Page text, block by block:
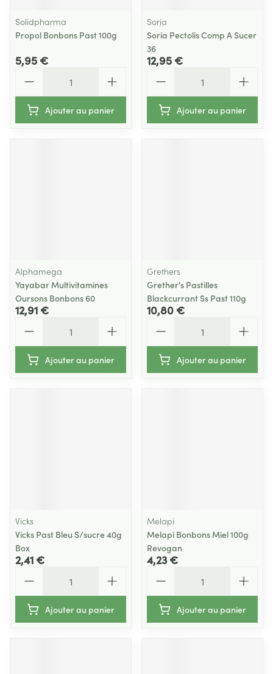
Solidpharma
Propol Bonbons Past 100g
5,95 €
Ajouter au panier
Soria
Soria Pectolis Comp A Sucer
36
12,95 €
Ajouter au panier
Alphamega
Yayabar Multivitamines
Oursons Bonbons 60
12,91 €
Ajouter au panier
Grethers
Grether's Pastilles
Blackcurrant Ss Past 110g
10,80 €
Ajouter au panier
Vicks
Vicks Past Bleu S/sucre 40g
Box
2,41 €
Ajouter au panier
Melapi
Melapi Bonbons Miel 100g
Revogan
4,23 €
Ajouter au panier